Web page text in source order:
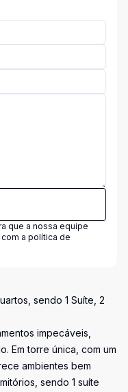
que a nossa equipe
a política de
sendo 1 Suíte, 2
impecáveis,
Em torre única, com um
ambientes bem
sendo 1 suíte